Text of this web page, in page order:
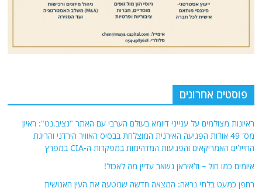
פוסטים אחרונים
ראיונות מצולמים על ענייני דיומא בעולם הערבי עם האתר "נציב.נט": ראיון
מס' 49 אודות הפגיעה האירנית המוצלחת בבסיס האוויר הירדני והריגת
החיילים האמריקאים והפגיעות המדהימות במפקדות ה-CIA במפרץ
איומים כמו חול – ולאיראן נשאר עדיין מה לאכול!
רחפן כמעט בלתי נראה: המצאה חדשה שמטעה את העין האנושית